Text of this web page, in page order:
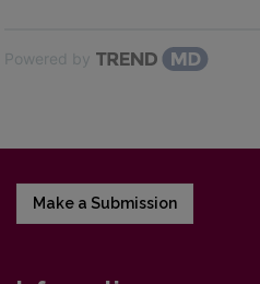
Powered by
Make a Submission